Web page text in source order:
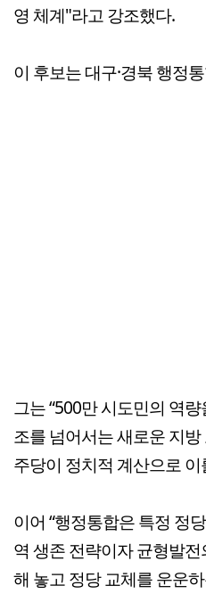
영 체계"라고 강조했다.
이 후보는 대구·경북 행정
그는 “500만 시도민의 역
조를 넘어서는 새로운 지
주당이 정치적 계산으로
이어 “행정통합은 특정 정
역 생존 전략이자 균형발
해 놓고 정당 교체를 운운